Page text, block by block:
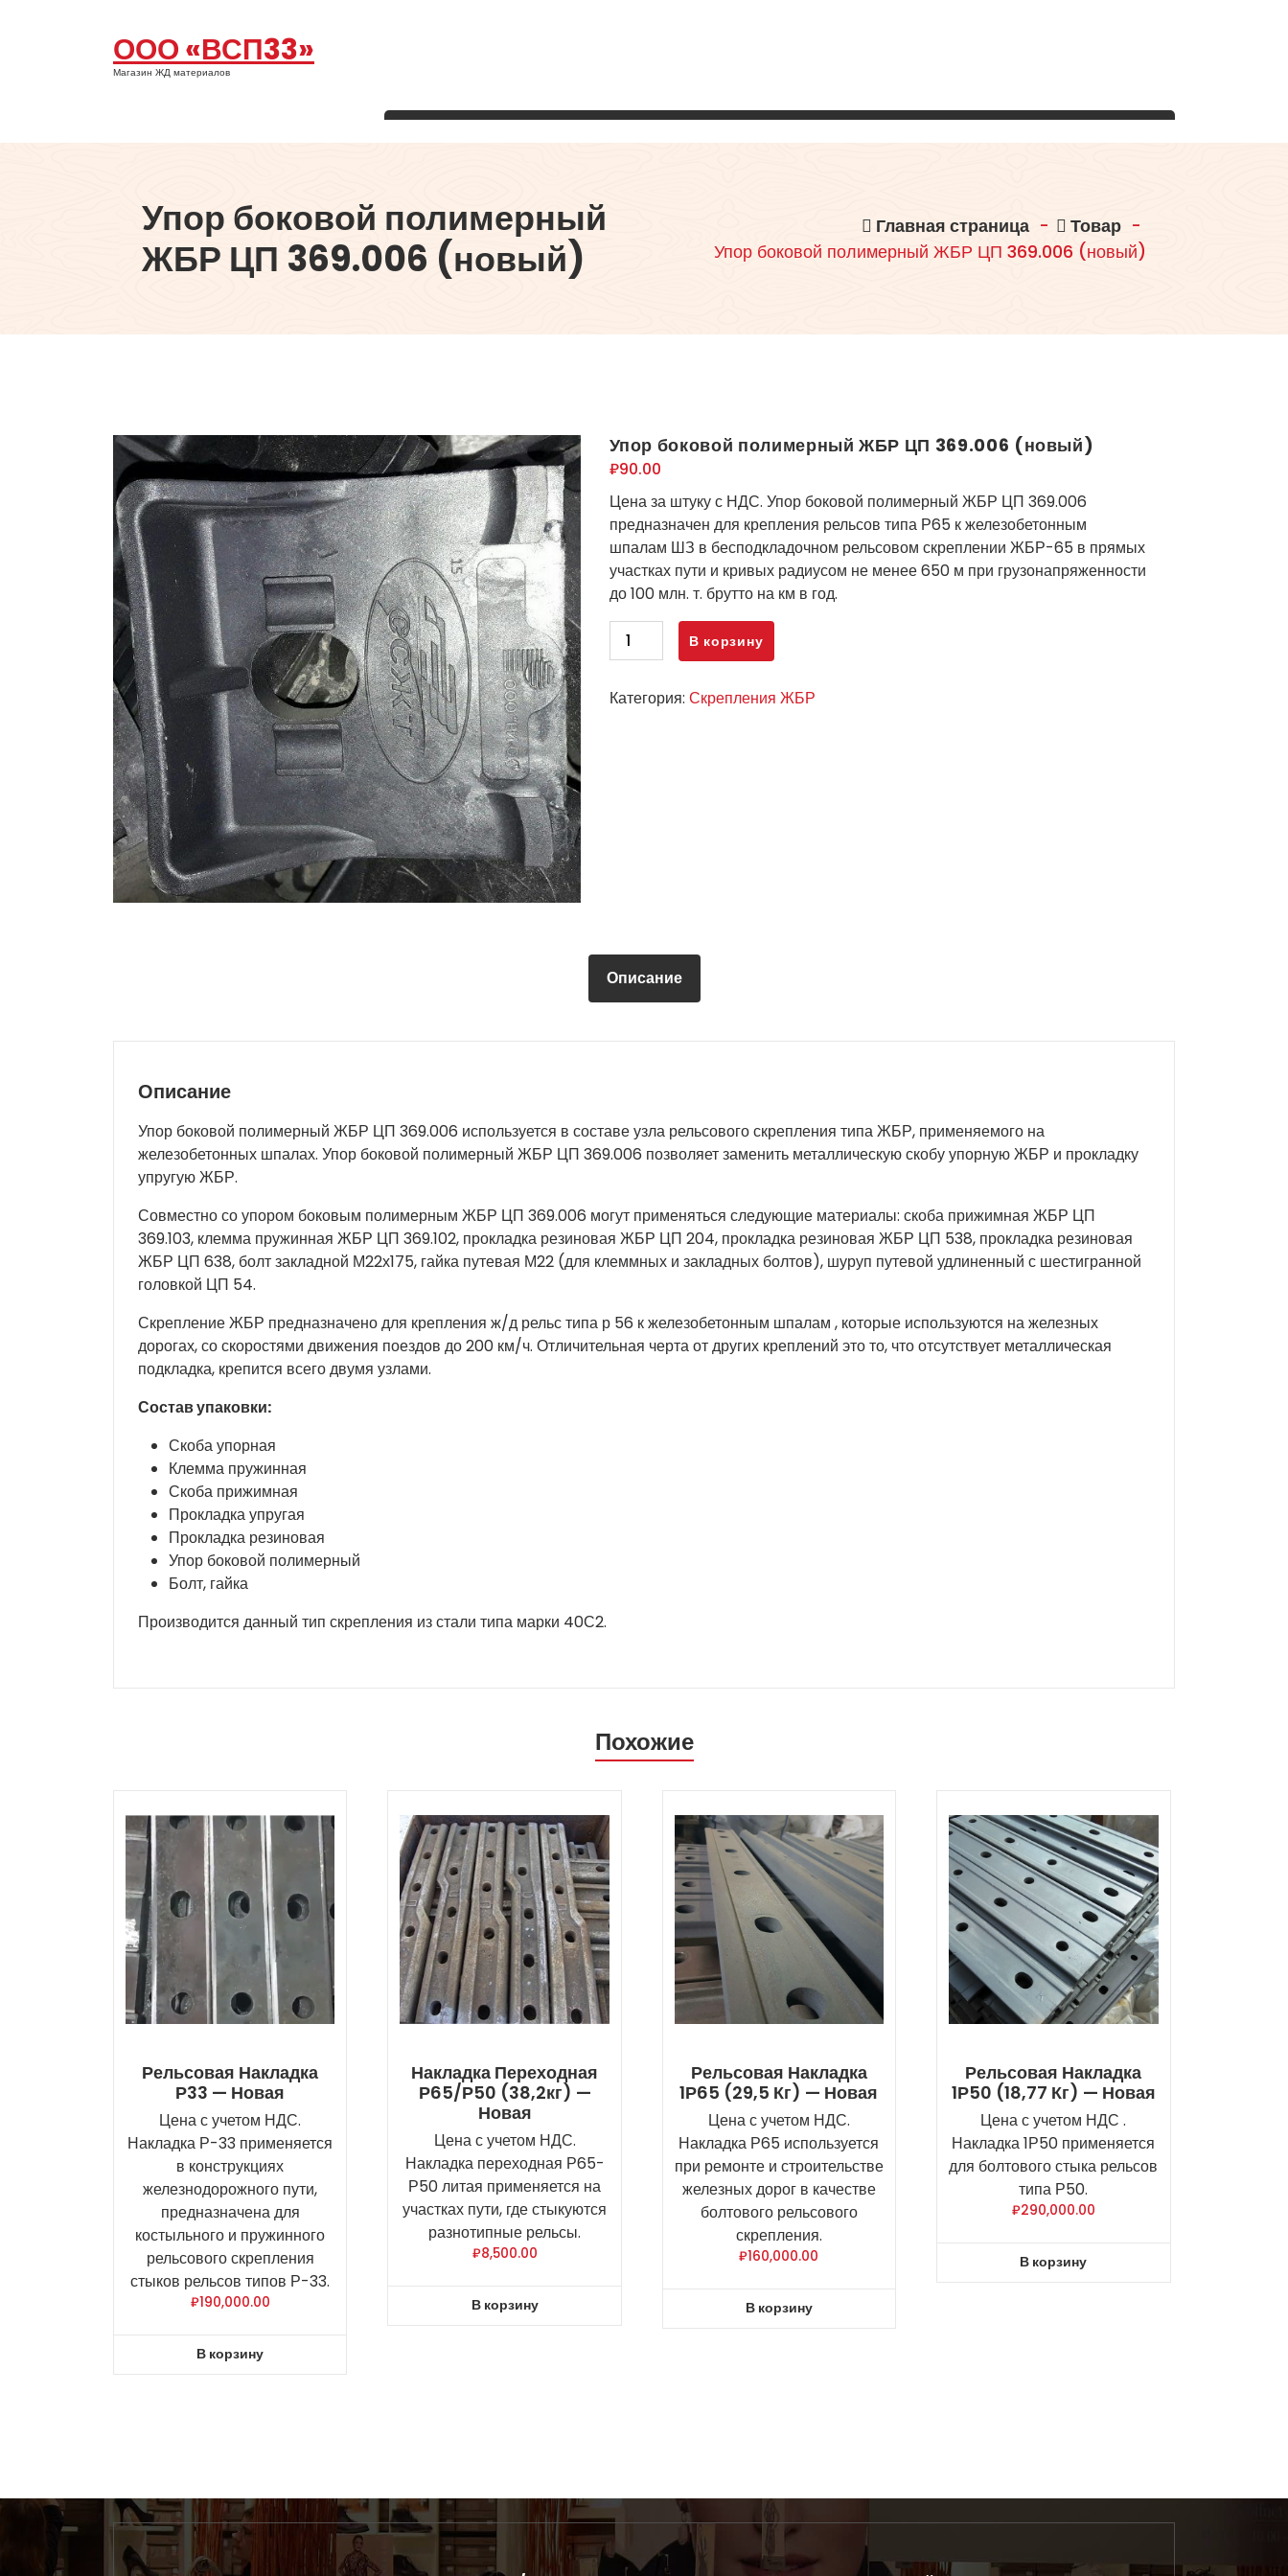
ООО «ВСП33»
Магазин ЖД материалов
Упор боковой полимерный
ЖБР ЦП 369.006 (новый)
Главная страница - Товар -
Упор боковой полимерный ЖБР ЦП 369.006 (новый)
Упор боковой полимерный ЖБР ЦП 369.006 (новый)
₽90.00
Цена за штуку с НДС. Упор боковой полимерный ЖБР ЦП 369.006
предназначен для крепления рельсов типа Р65 к железобетонным
шпалам ШЗ в бесподкладочном рельсовом скреплении ЖБР-65 в прямых
участках пути и кривых радиусом не менее 650 м при грузонапряженности
до 100 млн. т. брутто на км в год.
Количество
товара
боковой
В корзину
Категория: Скрепления ЖБР
Описание
Описание
Упор боковой полимерный ЖБР ЦП 369.006 используется в составе узла рельсового скрепления типа ЖБР, применяемого на
железобетонных шпалах. Упор боковой полимерный ЖБР ЦП 369.006 позволяет заменить металлическую скобу упорную ЖБР и прокладку
упругую ЖБР.
Совместно со упором боковым полимерным ЖБР ЦП 369.006 могут применяться следующие материалы: скоба прижимная ЖБР ЦП
369.103, клемма пружинная ЖБР ЦП 369.102, прокладка резиновая ЖБР ЦП 204, прокладка резиновая ЖБР ЦП 538, прокладка резиновая
ЖБР ЦП 638, болт закладной М22х175, гайка путевая М22 (для клеммных и закладных болтов), шуруп путевой удлиненный с шестигранной
головкой ЦП 54.
Скрепление ЖБР предназначено для крепления ж/д рельс типа р 56 к железобетонным шпалам , которые используются на железных
дорогах, со скоростями движения поездов до 200 км/ч. Отличительная черта от других креплений это то, что отсутствует металлическая
подкладка, крепится всего двумя узлами.
Состав упаковки:
Скоба упорная
Клемма пружинная
Скоба прижимная
Прокладка упругая
Прокладка резиновая
Упор боковой полимерный
Болт, гайка
Производится данный тип скрепления из стали типа марки 40С2.
Похожие
Рельсовая Накладка
Р33 — Новая
Цена с учетом НДС.
Накладка Р-33 применяется
в конструкциях
железнодорожного пути,
предназначена для
костыльного и пружинного
рельсового скрепления
стыков рельсов типов Р-33.
₽190,000.00
В корзину
Накладка Переходная
Р65/Р50 (38,2кг) —
Новая
Цена с учетом НДС.
Накладка переходная Р65-
Р50 литая применяется на
участках пути, где стыкуются
разнотипные рельсы.
₽8,500.00
В корзину
Рельсовая Накладка
1Р65 (29,5 Кг) — Новая
Цена с учетом НДС.
Накладка Р65 используется
при ремонте и строительстве
железных дорог в качестве
болтового рельсового
скрепления.
₽160,000.00
В корзину
Рельсовая Накладка
1Р50 (18,77 Кг) — Новая
Цена с учетом НДС .
Накладка 1Р50 применяется
для болтового стыка рельсов
типа Р50.
₽290,000.00
В корзину